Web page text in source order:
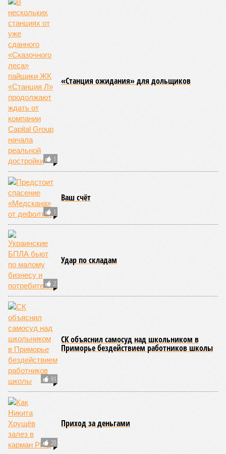
веке.
«Золото» получили землетрясения. К наиболее
сейсмоопасным регионам относится Тихоокеанское
вулканическое огненное кольцо, включающее Индонезию,
Японию и западное побережье Северной и Южной Америки.
Турция, Иран, Индия и Непал также расположены на очень
активных линиях разломов тектонических плит. Не
исключение и центральная часть США – причина в Нью-
Мадридском разломе в штате Миссури. Землетрясения
средней силы – явление, в общем-то, обычное и вполне
сносное, но периодически, раз в несколько столетий,
трясёт так, что мало не покажется никому. К примеру, в
самом конце 2004 года бахнуло близ побережья
индонезийского острова Суматра, а следом пошли
огромные, превышающие высоту 15 метров, волны. Итог –
250 тыс. погибших.
На втором месте в рейтинге A-Z Animals как раз цунами. В
этом плане к уязвимым регионам относятся: побережье
Индийского океана, тихо­океанские побережья Японии и
США, а также некоторые районы Карибского бассейна и
Средиземноморья. То есть в зоне риска уже не только
Поднебесная с Индией – не так ли?
«Бронзу» получают извержения супервулканов – «Наша
Версия» уже
окончательно проснётся знаменитый Йеллоустоун. Это
грозит не только уничтожением части Соединённых
Штатов, но и общепланетарной катастрофой вплоть до
возникновения «вулканической зимы». Флегрейские поля в
Италии, кстати, тоже не стоит сбрасывать со счетов. Равно
как и многие другие до поры спящие вулканические
районы.
Невидимый убийца
Упоминают эксперты и жару вкупе с засухой и
следующими отсюда лесными пожарами. Тут в группе
риска запад США, юг Европы, Австралия, Ближний Восток,
а также некоторые районы Бразилии и Африки к югу от
Сахары. Леса начинают гореть всё чаще и чаще,
достаточно посмотреть общемировую статистику; сотни
тысяч людей остаются без крова, десятки тысяч – гибнут.